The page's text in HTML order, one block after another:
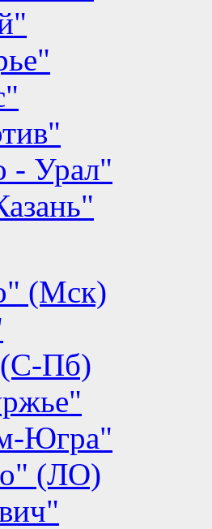
- Урал"
(Мск)
Пб)
Югра"
(ЛО)